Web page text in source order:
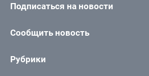
Подписаться на новости
Сообщить новость
Рубрики